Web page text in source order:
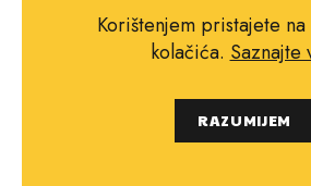
katarze. Žene danas biraju
ratnice i zaljubljene, i moćne i
suditi po knjižarskim policama
počinje", ističe Miroslava Vučić.
Korištenjem pristajete
kolačića. Saznajte
RAZUMIJEM